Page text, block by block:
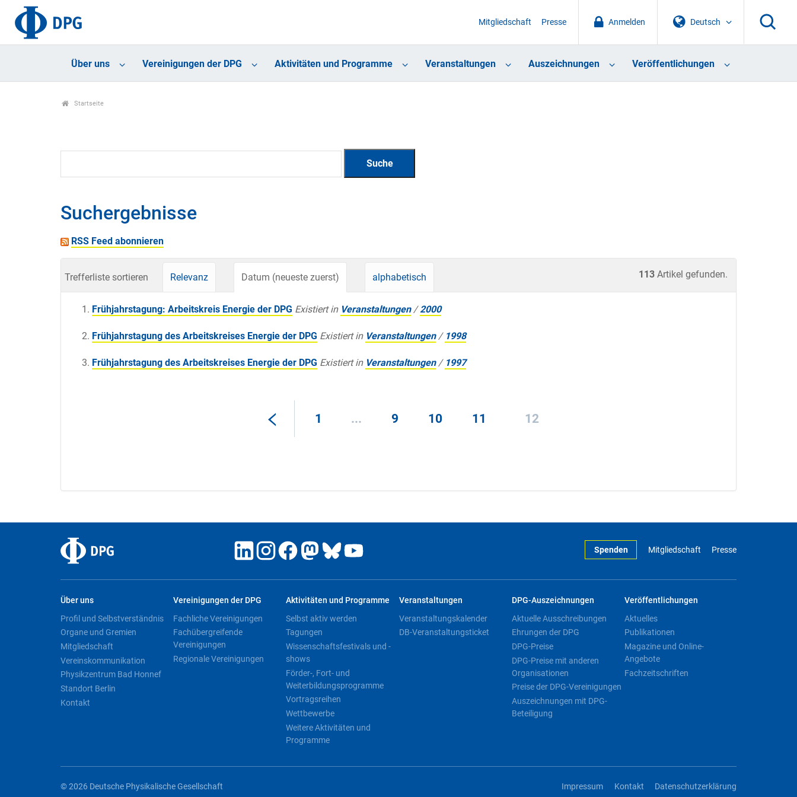
Deutsch
Anmelden
Mitgliedschaft Presse
Über uns Vereinigungen der DPG Aktivitäten und Programme Veranstaltungen Auszeichnungen Veröffentlichungen
Startseite
Suchergebnisse
RSS Feed abonnieren
113 Artikel gefunden.
Trefferliste sortieren Relevanz Datum (neueste zuerst) alphabetisch
Frühjahrstagung: Arbeitskreis Energie der DPG Existiert in Veranstaltungen /2000
Frühjahrstagung des Arbeitskreises Energie der DPG Existiert in Veranstaltungen / 1998
Frühjahrstagung des Arbeitskreises Energie der DPG Existiert in Veranstaltungen / 1997
1 ... 9 10 11 12
Spenden Mitgliedschaft Presse
Über uns
Profil und Selbstverständnis
Organe und Gremien
Mitgliedschaft
Vereinskommunikation
Physikzentrum Bad Honnef
Standort Berlin
Kontakt
Vereinigungen der DPG
Fachliche Vereinigungen
Fachübergreifende
Vereinigungen
Regionale Vereinigungen
Aktivitäten und Programme
Selbst aktiv werden
Tagungen
Wissenschaftsfestivals und -
shows
Förder-, Fort- und
Weiterbildungsprogramme
Vortragsreihen
Wettbewerbe
Weitere Aktivitäten und
Programme
Veranstaltungen
Veranstaltungskalender
DB-Veranstaltungsticket
DPG-Auszeichnungen
Aktuelle Ausschreibungen
Ehrungen der DPG
DPG-Preise
DPG-Preise mit anderen
Organisationen
Preise der DPG-Vereinigungen
Auszeichnungen mit DPG-
Beteiligung
Veröffentlichungen
Aktuelles
Publikationen
Magazine und Online-
Angebote
Fachzeitschriften
© 2026 Deutsche Physikalische Gesellschaft Impressum Kontakt Datenschutzerklärung